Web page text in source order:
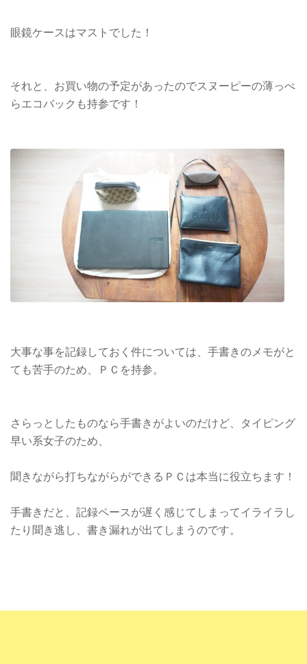
眼鏡ケースはマストでした！
それと、お買い物の予定があったのでスヌーピーの薄っぺ
らエコバックも持参です！
大事な事を記録しておく件については、手書きのメモがと
ても苦手のため、ＰＣを持参。
さらっとしたものなら手書きがよいのだけど、タイピング
早い系女子のため、
聞きながら打ちながらができるＰＣは本当に役立ちます！
手書きだと、記録ペースが遅く感じてしまってイライラし
たり聞き逃し、書き漏れが出てしまうのです。